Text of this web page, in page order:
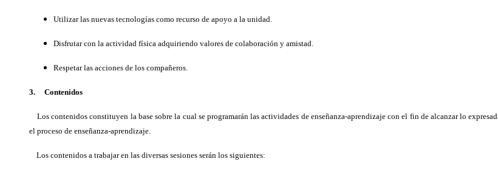
Utilizar las nuevas tecnologías como recurso de apoyo a la unidad.
Disfrutar con la actividad física adquiriendo valores de colaboración y amistad.
Respetar las acciones de los compañeros.
3. Contenidos
Los contenidos constituyen la base sobre la cual se programarán las actividades de enseñanza-aprendizaje con el fin de alcanzar lo
el proceso de enseñanza-aprendizaje.
Los contenidos a trabajar en las diversas sesiones serán los siguientes: